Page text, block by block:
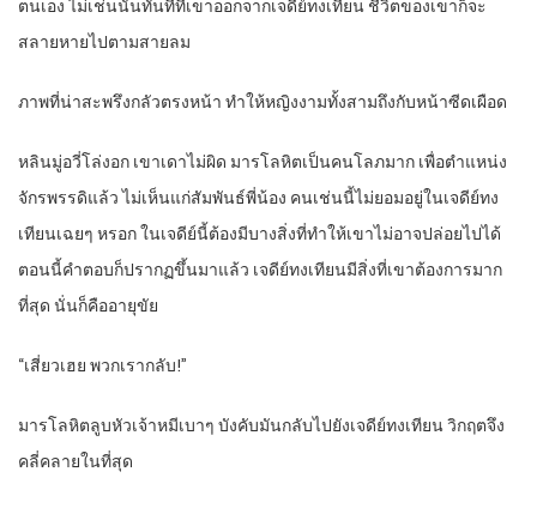
ตนเอง ไม่เช่นนั้นทันทีที่เขาออกจากเจดีย์ทงเทียน ชีวิตของเขาก็จะ
สลายหายไปตามสายลม
ภาพที่น่าสะพรึงกลัวตรงหน้า ทำให้หญิงงามทั้งสามถึงกับหน้าซีดเผือด
หลินมู่อวี่โล่งอก เขาเดาไม่ผิด มารโลหิตเป็นคนโลภมาก เพื่อตำแหน่ง
จักรพรรดิแล้ว ไม่เห็นแก่สัมพันธ์พี่น้อง คนเช่นนี้ไม่ยอมอยู่ในเจดีย์ทง
เทียนเฉยๆ หรอก ในเจดีย์นี้ต้องมีบางสิ่งที่ทำให้เขาไม่อาจปล่อยไปได้
ตอนนี้คำตอบก็ปรากฏขึ้นมาแล้ว เจดีย์ทงเทียนมีสิ่งที่เขาต้องการมาก
ที่สุด นั่นก็คืออายุขัย
“เสี่ยวเฮย พวกเรากลับ!”
มารโลหิตลูบหัวเจ้าหมีเบาๆ บังคับมันกลับไปยังเจดีย์ทงเทียน วิกฤตจึง
คลี่คลายในที่สุด